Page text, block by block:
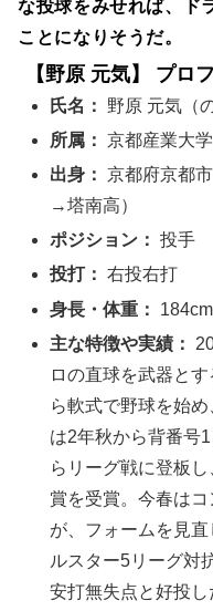
な投球をみせれば、ド
ことになりそうだ。
【野原 元気】 プロ
氏名：
野原 元気（
所属： 京都産業大
出身： 京都府京都
→塔南高）
ポジション： 投手
投打： 右投右打
身長・体重：
主な特徴や実績：
ロの直球を武器と
ら軟式で野球を始
は2年秋から背番号
らリーグ戦に登板
賞を受賞。今春は
が、フォームを見
ルスター5リーグ対
安打無失点と好投